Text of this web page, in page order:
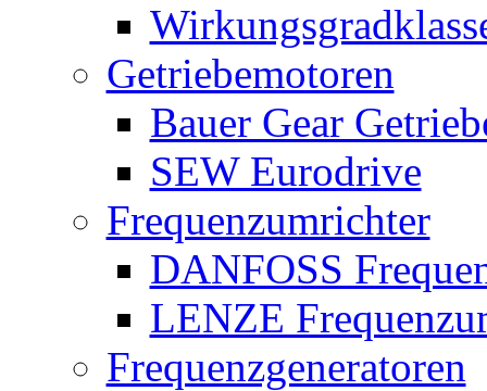
Getriebemotoren
Bauer Gear
SEW Eurodrive
Frequenzumrichter
DANFOSS
LENZE
Frequenzgeneratoren